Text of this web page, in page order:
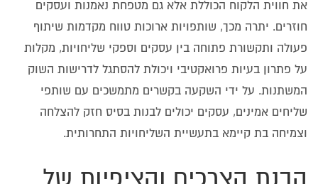
את חווית הלקוח הכוללת אלא גם מטפחת נאמנות ועסקים
חוזרים. יתרה מכך, שותפויות ארוכות טווח מקדמות שיתוף
פעולה ותקשורת פתוחה בין עסקים וספקי שליחויות, מקלות
על פתרון בעיות פרואקטיבי ויכולת להסתגל לדרישות השוק
המשתנות. על ידי השקעה בקשרים מתמשכים עם שותפי
שליחים אמינים, עסקים יכולים לבנות בסיס חזק להצלחה
וצמיחה בת קיימא בתעשיית השליחויות התחרותית.